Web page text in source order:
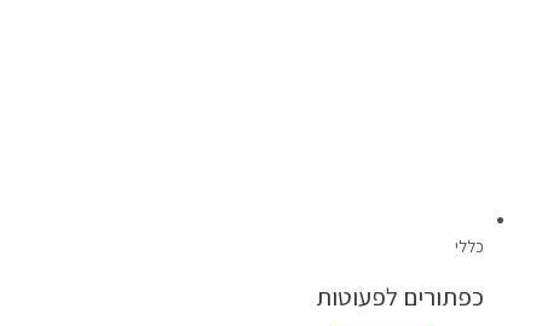
כללי
כפתורים לפעוטות